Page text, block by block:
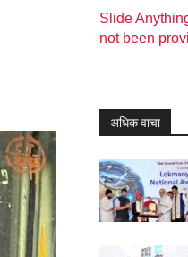
Slide
not been
अधिक वाचा